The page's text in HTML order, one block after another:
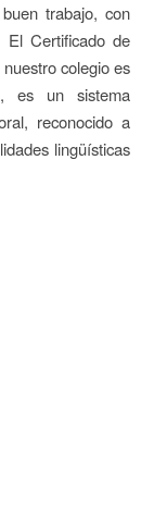
trabajo, con
El Certificado de
colegio es
es un sistema
reconocido a
lingüísticas